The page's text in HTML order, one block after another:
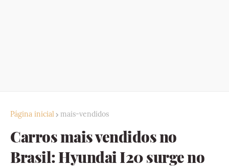
Página inicial mais-vendidos
Carros mais vendidos no
Brasil: Hyundai I20 surge no